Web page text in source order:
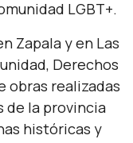
LGBT+.
Zapala y en Las
Derechos
obras realizadas
la provincia
históricas y